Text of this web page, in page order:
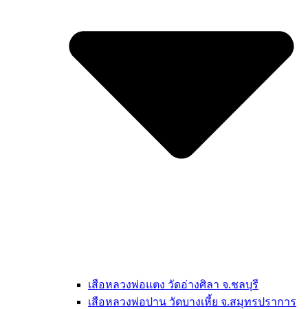
เสือหลวงพ่อแตง วัดอ่างศิลา จ.ชลบุรี
เสือหลวงพ่อปาน วัดบางเหี้ย จ.สมุทรปราการ